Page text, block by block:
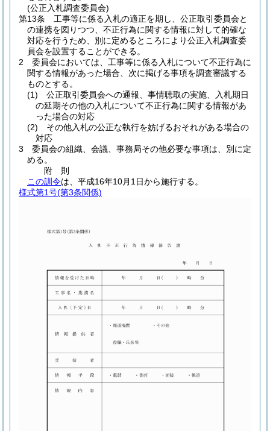
(公正入札調査委員会)
第13条
工事等に係る入札の適正を期し、公正取引委員会と
の連携を図りつつ、不正行為に関する情報に対して的確な
対応を行うため、別に定めるところにより公正入札調査委
員会を設置することができる。
2
委員会においては、工事等に係る入札について不正行為に
関する情報があった場合、次に掲げる事項を調査審議する
ものとする。
(1)
公正取引委員会への通報、事情聴取の実施、入札期日
の延期その他の入札について不正行為に関する情報があ
った場合の対応
(2)
その他入札の公正な執行を妨げるおそれがある場合の
対応
3
委員会の組織、会議、事務局その他必要な事項は、別に定
める。
附 則
この訓令は、平成16年10月1日から施行する。
様式第1号(第3条関係)